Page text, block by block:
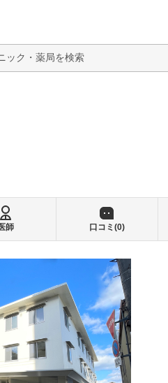
検索
師 口コミ(0)